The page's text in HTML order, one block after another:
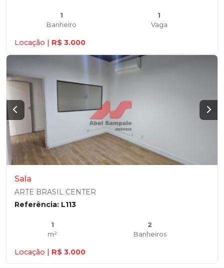
1
Banheiro
1
Vaga
Locação | R$ 3.000
Sala
ARTE BRASIL CENTER
Referência: L113
1
m²
2
Banheiros
Locação | R$ 3.000